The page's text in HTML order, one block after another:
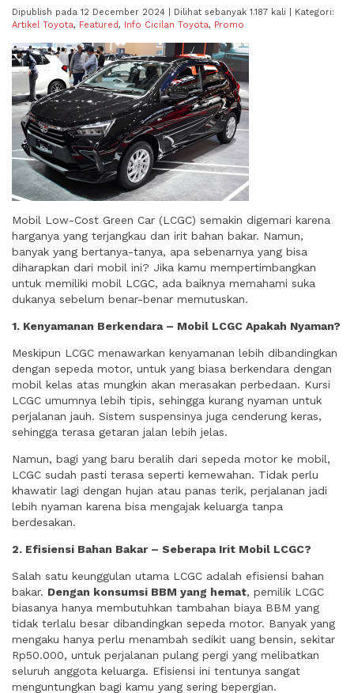
Dipublish pada 12 December 2024 | Dilihat sebanyak 1.187 kali | Kategori:
Artikel Toyota, Featured, Info Cicilan Toyota, Promo
Mobil Low-Cost Green Car (LCGC) semakin digemari karena
harganya yang terjangkau dan irit bahan bakar. Namun,
banyak yang bertanya-tanya, apa sebenarnya yang bisa
diharapkan dari mobil ini? Jika kamu mempertimbangkan
untuk memiliki mobil LCGC, ada baiknya memahami suka
dukanya sebelum benar-benar memutuskan.
1. Kenyamanan Berkendara – Mobil LCGC Apakah Nyaman?
Meskipun LCGC menawarkan kenyamanan lebih dibandingkan
dengan sepeda motor, untuk yang biasa berkendara dengan
mobil kelas atas mungkin akan merasakan perbedaan. Kursi
LCGC umumnya lebih tipis, sehingga kurang nyaman untuk
perjalanan jauh. Sistem suspensinya juga cenderung keras,
sehingga terasa getaran jalan lebih jelas.
Namun, bagi yang baru beralih dari sepeda motor ke mobil,
LCGC sudah pasti terasa seperti kemewahan. Tidak perlu
khawatir lagi dengan hujan atau panas terik, perjalanan jadi
lebih nyaman karena bisa mengajak keluarga tanpa
berdesakan.
2. Efisiensi Bahan Bakar – Seberapa Irit Mobil LCGC?
Salah satu keunggulan utama LCGC adalah efisiensi bahan
bakar. Dengan konsumsi BBM yang hemat, pemilik LCGC
biasanya hanya membutuhkan tambahan biaya BBM yang
tidak terlalu besar dibandingkan sepeda motor. Banyak yang
mengaku hanya perlu menambah sedikit uang bensin, sekitar
Rp50.000, untuk perjalanan pulang pergi yang melibatkan
seluruh anggota keluarga. Efisiensi ini tentunya sangat
menguntungkan bagi kamu yang sering bepergian.